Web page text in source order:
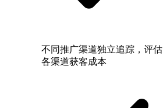
不同推广渠道独立追踪，评估
各渠道获客成本